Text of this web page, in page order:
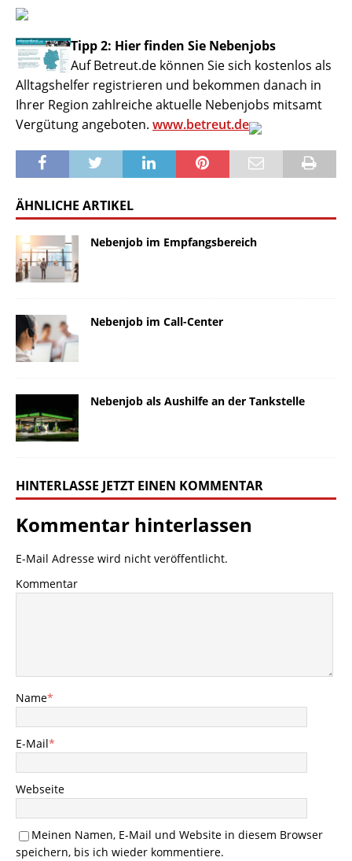
Tipp 2: Hier finden Sie Nebenjobs
Auf Betreut.de können Sie sich kostenlos als
Alltagshelfer registrieren und bekommen danach in
Ihrer Region zahlreiche aktuelle Nebenjobs mitsamt
Vergütung angeboten. www.betreut.de
ÄHNLICHE ARTIKEL
Nebenjob im Empfangsbereich
Nebenjob im Call-Center
Nebenjob als Aushilfe an der Tankstelle
HINTERLASSE JETZT EINEN KOMMENTAR
Kommentar hinterlassen
E-Mail Adresse wird nicht veröffentlicht.
Kommentar
Name*
E-Mail*
Webseite
Meinen Namen, E-Mail und Website in diesem Browser
speichern, bis ich wieder kommentiere.